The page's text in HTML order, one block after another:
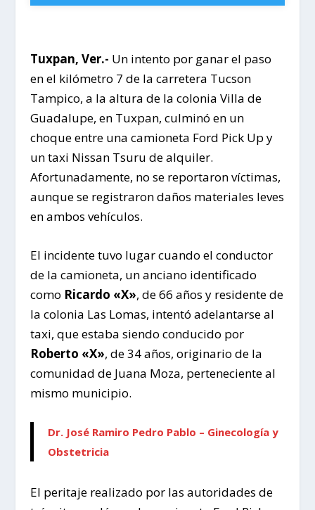
Tuxpan, Ver.- Un intento por ganar el paso
en el kilómetro 7 de la carretera Tucson
Tampico, a la altura de la colonia Villa de
Guadalupe, en Tuxpan, culminó en un
choque entre una camioneta Ford Pick Up y
un taxi Nissan Tsuru de alquiler.
Afortunadamente, no se reportaron víctimas,
aunque se registraron daños materiales leves
en ambos vehículos.
El incidente tuvo lugar cuando el conductor
de la camioneta, un anciano identificado
como Ricardo «X», de 66 años y residente de
la colonia Las Lomas, intentó adelantarse al
taxi, que estaba siendo conducido por
Roberto «X», de 34 años, originario de la
comunidad de Juana Moza, perteneciente al
mismo municipio.
Dr. José Ramiro Pedro Pablo – Ginecología y
Obstetricia
El peritaje realizado por las autoridades de